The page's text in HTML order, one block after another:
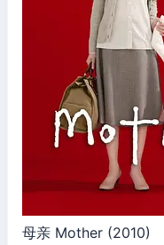
母亲 Mother (2010)